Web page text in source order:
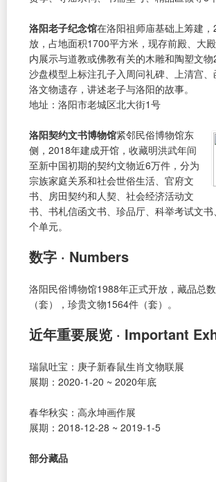
洛阳老子纪念馆在洛阳祖师庙基础上筹建
放，占地面积1700平方米，现存前殿、大
内展示与道教或佛教有关的木雕和陶塑文
沙盘模型上标注孔子入周问礼碑、上清宫
洛文物遗存，讲述老子与洛阳的故事。
地址：洛阳市老城区北大街1号
洛阳契约文书博物馆紧邻民俗博物馆东
侧，2018年建成开馆，收藏明洪武年间
至新中国初期的契约文物近6万件，分为
宗族家庭关系和社会世俗生活、官府文
书、房田契约和人契、社会经济活动文
书、书札信函文书、珍品厅、科举考试文
个单元。
数字 · Numbers
洛阳民俗博物馆1988年正式开放，藏品总
（套），珍贵文物1564件（套）。
近年重要展览 · Important
瑞鼠吐宝：庚子新春鼠生肖文物联展
展期：2020-1-20 ~ 2020年底
春华秋实：高永坤画作展
展期：2018-12-28 ~ 2019-1-5
部分藏品